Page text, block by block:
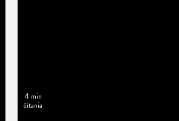
4 min
čítania